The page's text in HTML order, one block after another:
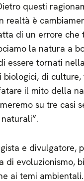
questi
realtà è
di un errore
la natura a
essere tornati
di
il mito della
su tre casi
e divulgatore,
di evoluzionismo,
ai temi ambientali.